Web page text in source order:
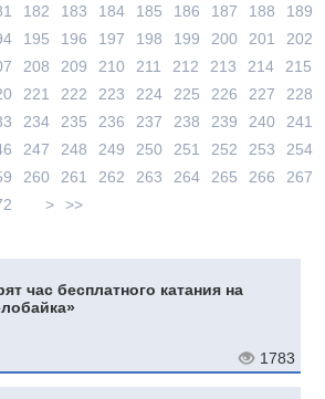
182 183 184 185 186 187 188
189
195 196 197 198 199 200 201
202
208 209 210 211 212 213 214
215
221 222 223 224 225 226 227
228
234 235 236 237 238 239 240
241
247 248 249 250 251 252 253
254
260 261 262 263 264 265 266
267
> >>
час бесплатного катания на
1783